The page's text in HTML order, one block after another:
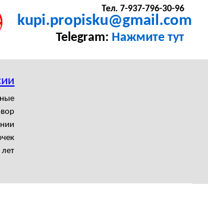
Тел. 7-937-796-30-96
kupi.propisku@gmail.com
Telegram: Нажмите тут